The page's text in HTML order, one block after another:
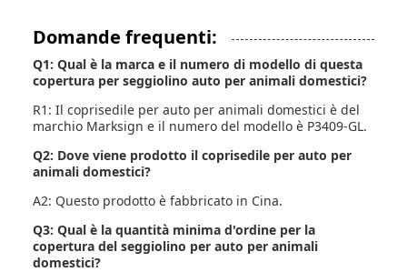
Domande frequenti:
Q1: Qual è la marca e il numero di modello di questa
copertura per seggiolino auto per animali domestici?
R1: Il coprisedile per auto per animali domestici è del
marchio Marksign e il numero del modello è P3409-GL.
Q2: Dove viene prodotto il coprisedile per auto per
animali domestici?
A2: Questo prodotto è fabbricato in Cina.
Q3: Qual è la quantità minima d'ordine per la
copertura del seggiolino per auto per animali
domestici?